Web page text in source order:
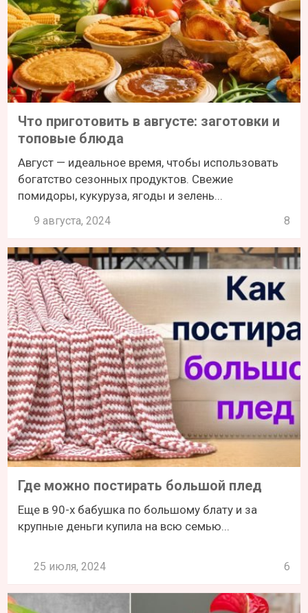
Что приготовить в августе: заготовки и
топовые блюда
Август — идеальное время, чтобы использовать
богатство сезонных продуктов. Свежие
помидоры, кукуруза, ягоды и зелень...
9 августа, 2024 8
Где можно постирать большой плед
Еще в 90-х бабушка по большому блату и за
крупные деньги купила на всю семью...
25 июля, 2024 6